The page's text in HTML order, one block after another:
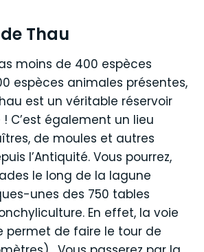
Thau
moins de 400 espèces
espèces animales présentes,
est un véritable réservoir
C’est également un lieu
de moules et autres
l’Antiquité. Vous pourrez,
le long de la lagune
unes des 750 tables
En effet, la voie
permet de faire le tour de